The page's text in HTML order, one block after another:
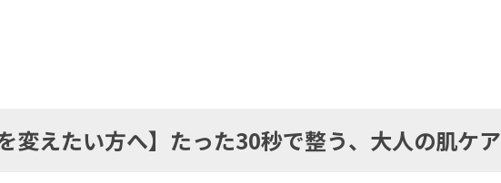
を変えたい方へ】たった30秒で整う、大人の肌ケア